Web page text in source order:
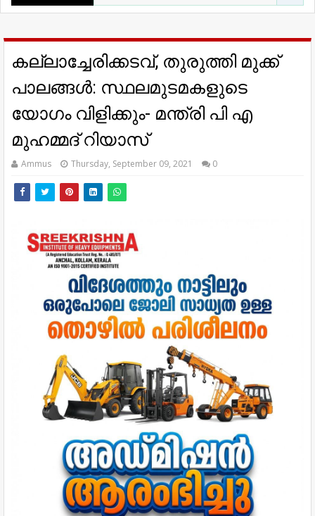
കല്ലാച്ചേരിക്കടവ്, തുരുത്തി മുക്ക്
പാലങ്ങള്‍: സ്ഥലമുടമകളുടെ
യോഗം വിളിക്കും- മന്ത്രി പി എ
മുഹമ്മദ് റിയാസ്
Ammus Thursday, September 09, 2021 0